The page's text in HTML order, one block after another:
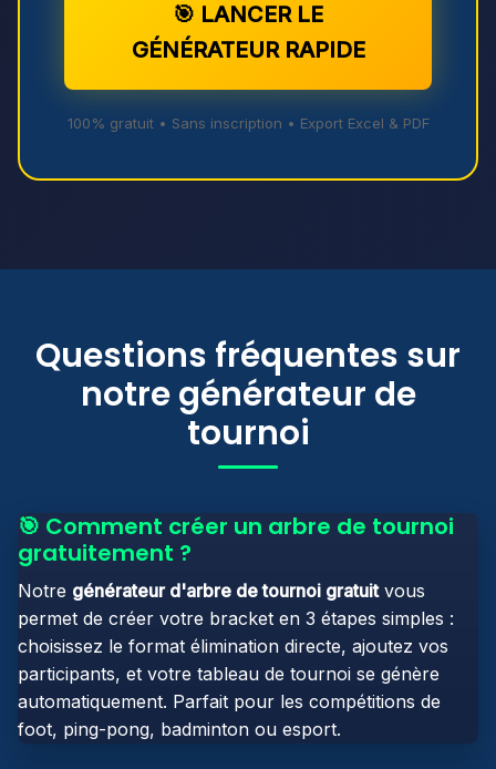
🎯 LANCER LE
GÉNÉRATEUR RAPIDE
100% gratuit • Sans inscription • Export Excel & PDF
Questions fréquentes sur
notre générateur de
tournoi
🎯 Comment créer un arbre de tournoi
gratuitement ?
Notre générateur d'arbre de tournoi gratuitvous
permet de créer votre bracket en 3 étapes simples :
choisissez le format élimination directe, ajoutez vos
participants, et votre tableau de tournoi se génère
automatiquement. Parfait pour les compétitions de
foot, ping-pong, badminton ou esport.